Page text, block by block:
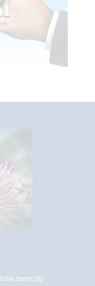
zwierząt